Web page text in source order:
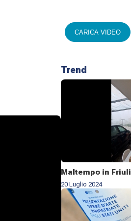
CARICA VIDEO
Trend
Maltempo in Friuli
20 Luglio 2024